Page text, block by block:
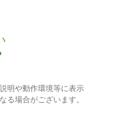
明や動作環境等に表示
る場合がございます。